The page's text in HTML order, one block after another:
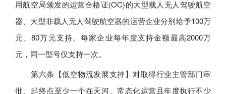
用航空局颁发的运营合格证(OC)的大型载人无人驾驶航空
器、大型非载人无人驾驶航空器的运营企业分别给予100万
元、80万元支持。每家企业每年度支持金额最高2000万
元，同一型号仅支持一次。
第六条【低空物流发展支持】对取得行业主管部门审
批、起终点至少一个在天河、常态化运营且年度执行不少